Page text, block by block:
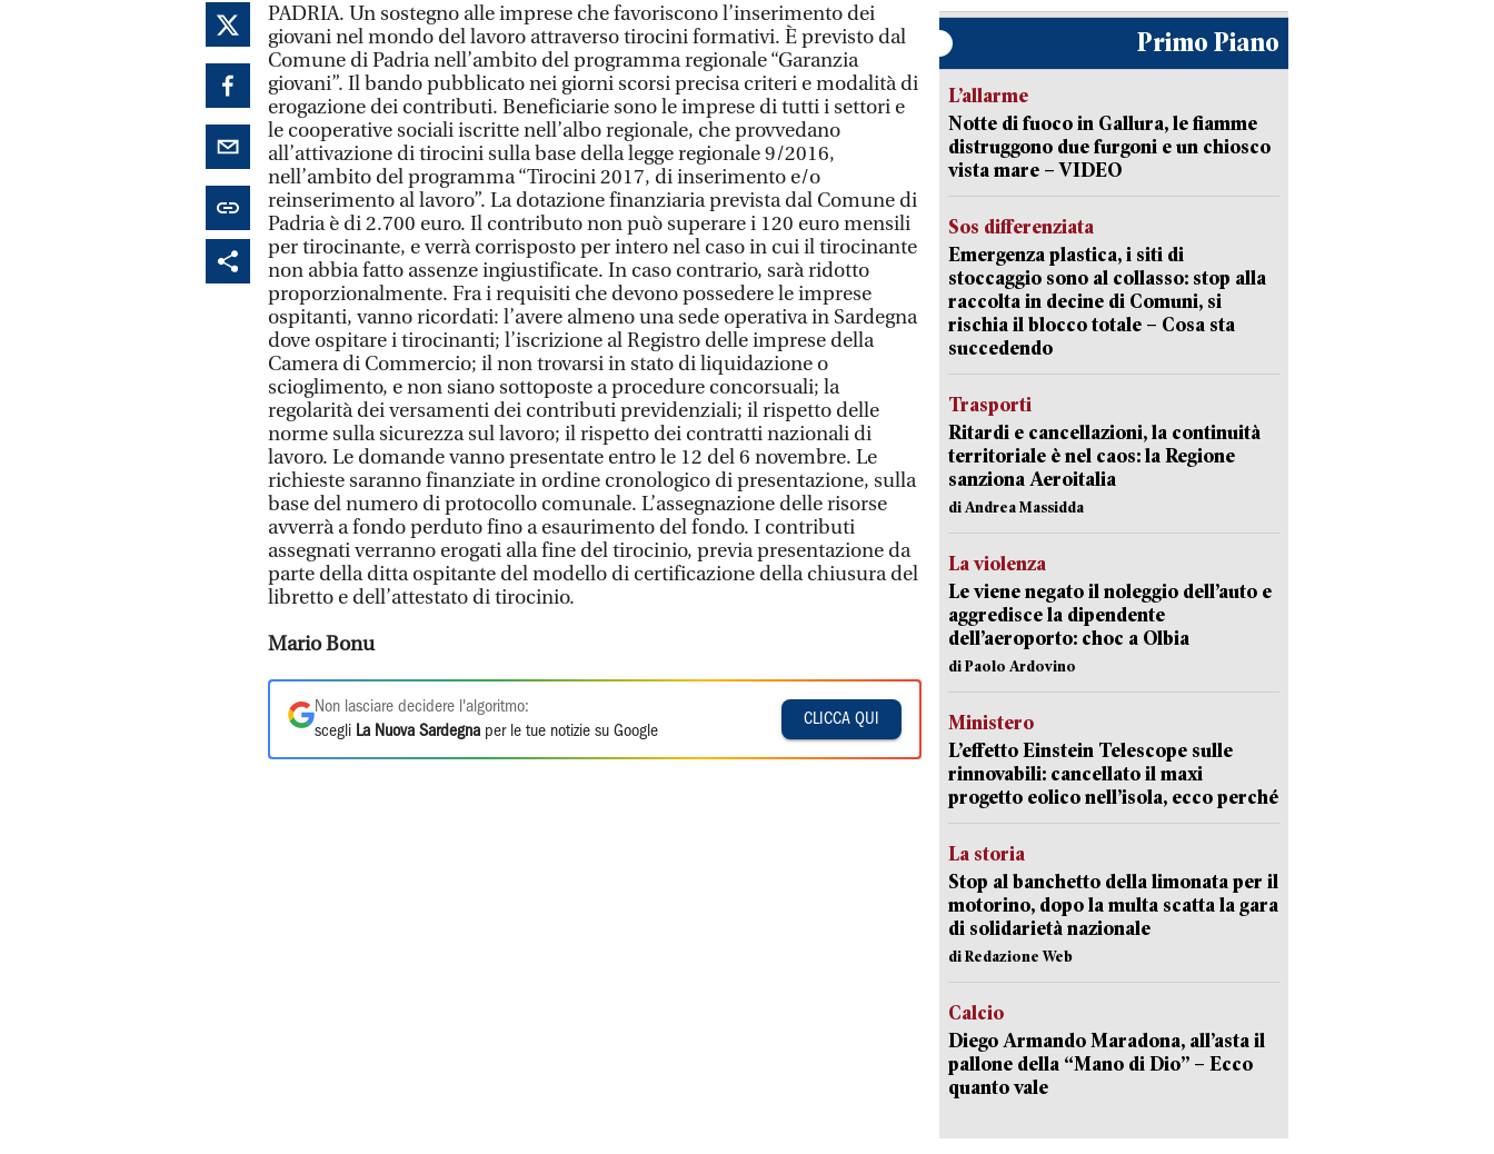
PADRIA. Un sostegno alle imprese che favoriscono l’inserimento dei
giovani nel mondo del lavoro attraverso tirocini formativi. È previsto dal
Comune di Padria nell’ambito del programma regionale “Garanzia
giovani”. Il bando pubblicato nei giorni scorsi precisa criteri e modalità di
erogazione dei contributi. Beneficiarie sono le imprese di tutti i settori e
le cooperative sociali iscritte nell’albo regionale, che provvedano
all’attivazione di tirocini sulla base della legge regionale 9/2016,
nell’ambito del programma “Tirocini 2017, di inserimento e/o
reinserimento al lavoro”. La dotazione finanziaria prevista dal Comune di
Padria è di 2.700 euro. Il contributo non può superare i 120 euro mensili
per tirocinante, e verrà corrisposto per intero nel caso in cui il tirocinante
non abbia fatto assenze ingiustificate. In caso contrario, sarà ridotto
proporzionalmente. Fra i requisiti che devono possedere le imprese
ospitanti, vanno ricordati: l’avere almeno una sede operativa in Sardegna
dove ospitare i tirocinanti; l’iscrizione al Registro delle imprese della
Camera di Commercio; il non trovarsi in stato di liquidazione o
scioglimento, e non siano sottoposte a procedure concorsuali; la
regolarità dei versamenti dei contributi previdenziali; il rispetto delle
norme sulla sicurezza sul lavoro; il rispetto dei contratti nazionali di
lavoro. Le domande vanno presentate entro le 12 del 6 novembre. Le
richieste saranno finanziate in ordine cronologico di presentazione, sulla
base del numero di protocollo comunale. L’assegnazione delle risorse
avverrà a fondo perduto fino a esaurimento del fondo. I contributi
assegnati verranno erogati alla fine del tirocinio, previa presentazione da
parte della ditta ospitante del modello di certificazione della chiusura del
libretto e dell’attestato di tirocinio.
Mario Bonu
Non lasciare decidere l'algoritmo:
scegli La Nuova Sardegna per le tue notizie su Google
CLICCA QUI
Primo Piano
L’allarme
Notte di fuoco in Gallura, le fiamme
distruggono due furgoni e un chiosco
vista mare – VIDEO
Sos differenziata
Emergenza plastica, i siti di
stoccaggio sono al collasso: stop alla
raccolta in decine di Comuni, si
rischia il blocco totale – Cosa sta
succedendo
Trasporti
Ritardi e cancellazioni, la continuità
territoriale è nel caos: la Regione
sanziona Aeroitalia
di Andrea Massidda
La violenza
Le viene negato il noleggio dell’auto e
aggredisce la dipendente
dell’aeroporto: choc a Olbia
di Paolo Ardovino
Ministero
L’effetto Einstein Telescope sulle
rinnovabili: cancellato il maxi
progetto eolico nell’isola, ecco perché
La storia
Stop al banchetto della limonata per il
motorino, dopo la multa scatta la gara
di solidarietà nazionale
di Redazione Web
Calcio
Diego Armando Maradona, all’asta il
pallone della “Mano di Dio” – Ecco
quanto vale